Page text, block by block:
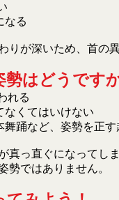
なる
りが深いため、首の
勢はどうです
れる
なくてはいけない
踊など、姿勢を正
真っ直ぐになってし
勢ではありません。